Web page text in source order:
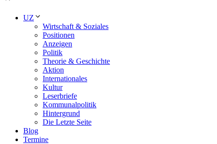
UZ
Wirtschaft & Soziales
Positionen
Anzeigen
Politik
Theorie & Geschichte
Aktion
Internationales
Kultur
Leserbriefe
Kommunalpolitik
Hintergrund
Die Letzte Seite
Blog
Termine